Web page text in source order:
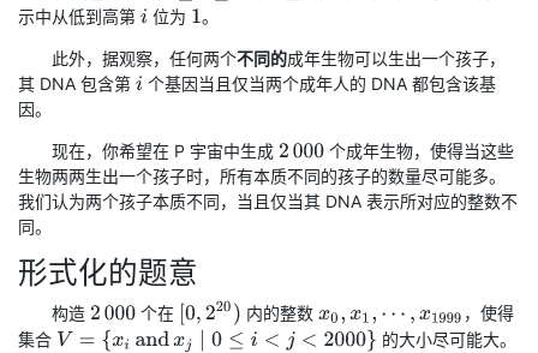
示中从低到高第 i 位为 1。
此外，据观察，任何两个不同的成年生物可以生出一个孩子，
其 DNA 包含第 i 个基因当且仅当两个成年人的 DNA 都包含该基
因。
现在，你希望在 P 宇宙中生成 2 000 个成年生物，使得当这些
生物两两生出一个孩子时，所有本质不同的孩子的数量尽可能多。
我们认为两个孩子本质不同，当且仅当其 DNA 表示所对应的整数不
同。
形式化的题意
构造 2 000 个在 [0 220) 内的整数x0,x1,⋯, x 1999
，使得
集合 V= {xi andx j∣0≤i< 2000 } 的大小尽可能大。